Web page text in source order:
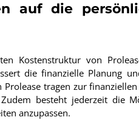
auf die
Kostenstruktur von
die finanzielle Planung
Prolease tragen zur
besteht jederzeit die
anzupassen.